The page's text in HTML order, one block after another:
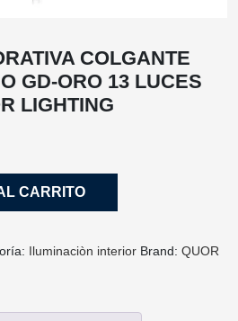
COLGANTE
GD-ORO 13 LUCES
LIGHTING
CARRITO
Iluminaciòn interior Brand: QUOR